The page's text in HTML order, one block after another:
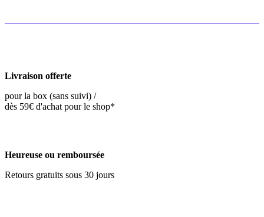
Livraison offerte
pour la box (sans suivi) /
dès 59€ d'achat pour le shop*
Heureuse ou remboursée
Retours gratuits sous 30 jours